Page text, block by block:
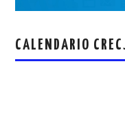
CALENDARIO